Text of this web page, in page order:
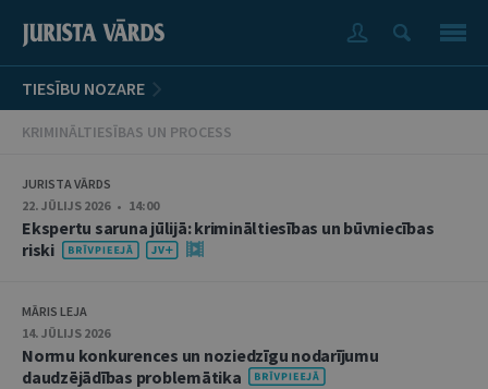
TIESĪBU NOZARE
KRIMINĀLTIESĪBAS UN PROCESS
JURISTA VĀRDS
22. JŪLIJS 2026 • 14:00
Ekspertu saruna jūlijā: krimināltiesības un būvniecības
riski
MĀRIS LEJA
14. JŪLIJS 2026
Normu konkurences un noziedzīgu nodarījumu
daudzējādības problemātika